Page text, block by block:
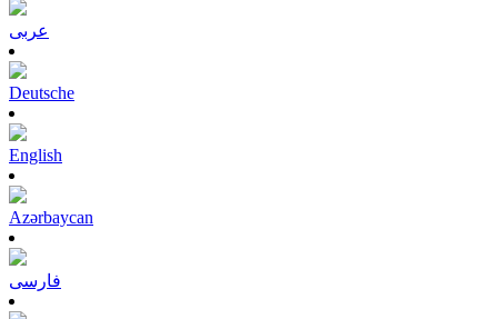
عربى
Deutsche
English
Azərbaycan
فارسی